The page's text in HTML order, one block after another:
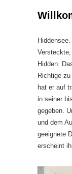
Hidden.
Richtige
hat er auf
in seiner
gegeben.
und dem
geeignete
erscheint